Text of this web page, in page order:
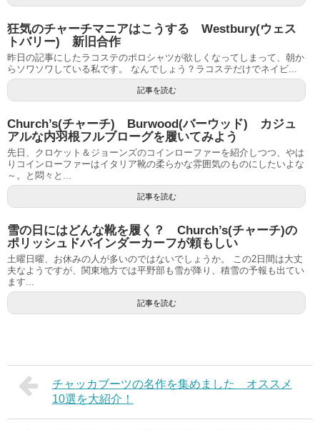
狂気のチャーチマニアはこうする Westbury(ウェス
トバリー) 新旧合作
昨日の記事にしたラコステのポロシャツが欲しくなってしまって、朝か
らソワソワしている私です。 なんでしょう？ラコステだけでネイビ...
記事を読む
Church’s(チャーチ) Burwood(バーウッド) カジュ
アルな内羽根フルブローグを履いてみよう
先日、クロケット＆ジョーンズのコインローファーを紹介しつつ、やは
りコインローファーはイタリア靴の柔らかな雰囲気のものにしたいよな
～。と悶々と...
記事を読む
雪の日にはどんな靴を履く？ Church’s(チャーチ)の
ポリッシュドバインダーカーフが頼もしい
土曜日曜、お休みの人が多いのではないでしょうか。 この2日間は大丈
夫なようですが、関東地方では平野部も雪が降り、積雪の予報も出てい
ます...
記事を読む
チャッカブーツの名作を集めました オススメ
10選を大紹介！